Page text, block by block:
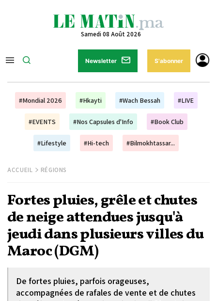
Samedi 08 Août 2026
Newsletter S'abonner
#Mondial 2026 #Hkayti #Wach Bessah #LIVE
#EVENTS #Nos Capsules d'Info #Book Club
#Lifestyle #Hi-tech #Bilmokhtassar...
ACCUEIL RÉGIONS
Fortes pluies, grêle et chutes
de neige attendues jusqu'à
jeudi dans plusieurs villes du
Maroc (DGM)
De fortes pluies, parfois orageuses,
accompagnées de rafales de vente et de chutes